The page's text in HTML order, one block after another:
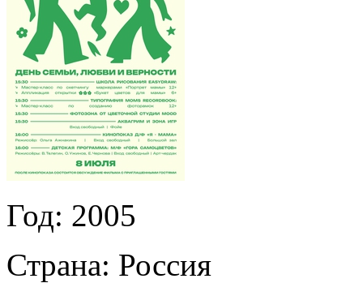
Год: 2005
Страна: Россия